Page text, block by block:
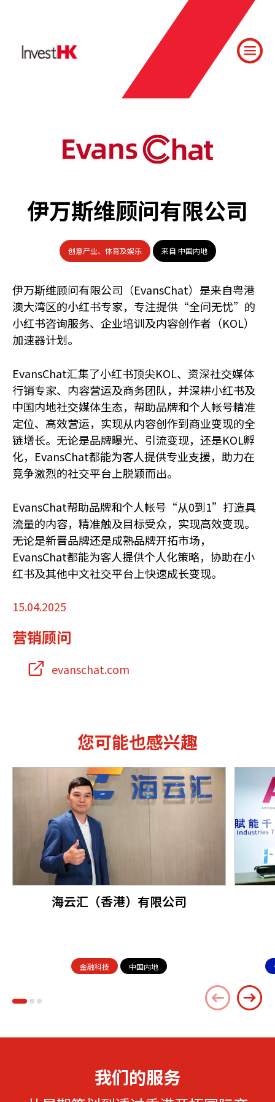
伊万斯维顾问有限公司
创意产业、体育及娱乐 来自 中国内地
伊万斯维顾问有限公司（EvansChat）是来自粤港
澳大湾区的小红书专家，专注提供“全问无忧”的
小红书咨询服务、企业培训及内容创作者（KOL）
加速器计划。
EvansChat汇集了小红书顶尖KOL、资深社交媒体
行销专家、内容营运及商务团队，并深耕小红书及
中国内地社交媒体生态，帮助品牌和个人帐号精准
定位、高效营运，实现从内容创作到商业变现的全
链增长。无论是品牌曝光、引流变现，还是KOL孵
化，EvansChat都能为客人提供专业支援，助力在
竞争激烈的社交平台上脱颖而出。
EvansChat帮助品牌和个人帐号“从0到1”打造具
流量的内容，精准触及目标受众，实现高效变现。
无论是新晋品牌还是成熟品牌开拓市场，
EvansChat都能为客人提供个人化策略，协助在小
红书及其他中文社交平台上快速成长变现。
15.04.2025
营销顾问
evanschat.com
您可能也感兴趣
海云汇（香港）有限公司
金融科技 中国内地
我们的服务